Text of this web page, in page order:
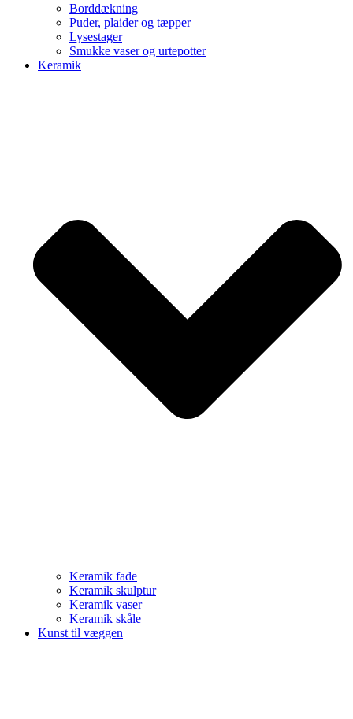
Borddækning
Puder, plaider og tæpper
Lysestager
Smukke vaser og urtepotter
Keramik
Keramik fade
Keramik skulptur
Keramik vaser
Keramik skåle
Kunst til væggen